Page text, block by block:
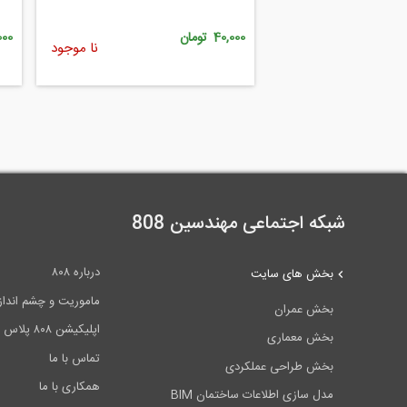
۱.۲.۲.۲ معایب بادبندهای واگرا
۱.۲.۱.۳ تیر پیوند (فیوز یا تیرچه ارتباطی)
۱.۲.۳.۱ مهاربند زانویی
40,000 تومان نا موجود
شبکه اجتماعی مهندسین 808
درباره ۸۰۸
ماموریت و چشم انداز
اپلیکیشن ۸۰۸ پلاس
تماس با ما
همکاری با ما
بخش های سایت
بخش عمران
بخش معماری
بخش طراحی عملکردی
مدل سازی اطلاعات ساختمان BIM